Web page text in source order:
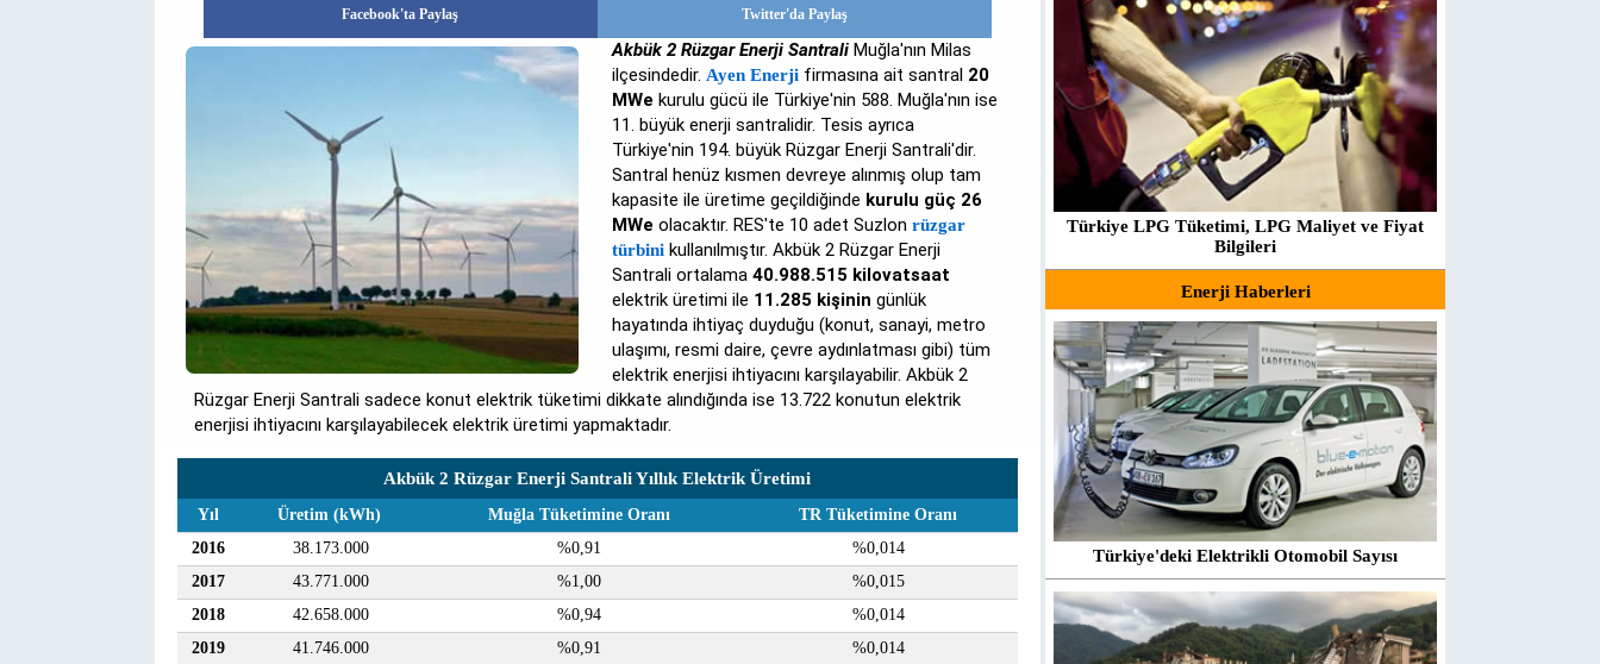
Facebook'ta Paylaş Twitter'da Paylaş
Akbük 2 Rüzgar Enerji Santrali Muğla'nın Milas
ilçesindedir.Ayen Enerji firmasına ait santral 20
MWe kurulu gücü ile Türkiye'nin 588. Muğla'nın ise
11. büyük enerji santralidir. Tesis ayrıca
Türkiye'nin 194. büyük Rüzgar Enerji Santrali'dir.
Santral henüz kısmen devreye alınmış olup tam
kapasite ile üretime geçildiğinde kurulu güç 26
MWe olacaktır. RES'te 10 adet Suzlonrüzgar
türbini kullanılmıştır. Akbük 2 Rüzgar Enerji
Santrali ortalama40.988.515 kilovatsaat
elektrik üretimi ile 11.285 kişinin günlük
hayatında ihtiyaç duyduğu (konut, sanayi, metro
ulaşımı, resmi daire, çevre aydınlatması gibi) tüm
elektrik enerjisi ihtiyacını karşılayabilir. Akbük 2
Rüzgar Enerji Santrali sadece konut elektrik tüketimi dikkate alındığında ise 13.722 konutun elektrik
enerjisi ihtiyacını karşılayabilecek elektrik üretimi yapmaktadır.
Akbük 2 Rüzgar Enerji Santrali Yıllık Elektrik Üretimi
Yıl Üretim (kWh) Muğla Tüketimine Oranı
TR Tüketimine Oranı
2016
38.173.000 %0,91
%0,014
2017
43.771.000 %1,00
%0,015
2018
42.658.000 %0,94
%0,014
2019
41.746.000 %0,91
%0,014
Türkiye LPG Tüketimi, LPG Maliyet ve Fiyat
Bilgileri
Enerji Haberleri
Türkiye'deki Elektrikli Otomobil Sayısı